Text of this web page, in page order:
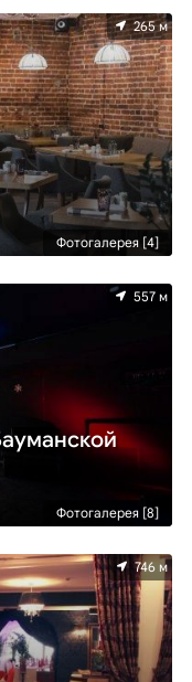
Фотогалерея [4]
265 м
Фотогалерея [8]
557 м
746 м